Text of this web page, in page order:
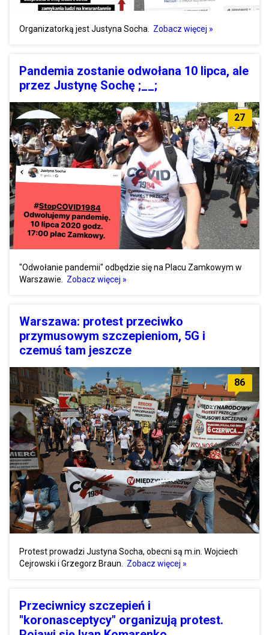
Organizatorką jest Justyna Socha. Zobacz więcej »
Pandemia zostanie odwołana 10 lipca, ale
przez Justynę Sochę ;__;
27
"Odwołanie pandemii" odbędzie się na Placu Zamkowym w
Warszawie.
Zobacz więcej »
Warszawa: protest przeciwko
przymusowym szczepieniom, 5G i
czemuś tam jeszcze
86
Protest prowadzi Justyna Socha, obecni są m.in. Wojciech
Cejrowski i Grzegorz Braun. Zobacz więcej »
Przeciwnicy szczepień i
"koronasceptycy" organizują protest.